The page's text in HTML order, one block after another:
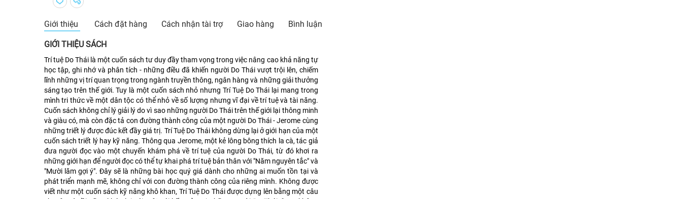
Giới thiệu Cách đặt hàng Cách nhận tài trợ Giao hàng Bình luận
GIỚI THIỆU SÁCH
Trí tuệ Do Thái là một cuốn sách tư duy đầy tham vọng trong việc nâng cao khả năng tự
học tập, ghi nhớ và phân tích - những điều đã khiến người Do Thái vượt trội lên, chiếm
lĩnh những vị trí quan trọng trong ngành truyền thông, ngân hàng và những giải thưởng
sáng tạo trên thế giới. Tuy là một cuốn sách nhỏ nhưng Trí Tuệ Do Thái lại mang trong
mình tri thức về một dân tộc có thể nhỏ về số lượng nhưng vĩ đại về trí tuệ và tài năng.
Cuốn sách không chỉ lý giải lý do vì sao những người Do Thái trên thế giới lại thông minh
và giàu có, mà còn đặc tả con đường thành công của một người Do Thái - Jerome cùng
những triết lý được đúc kết đầy giá trị. Trí Tuệ Do Thái không dừng lại ở giới hạn của một
cuốn sách triết lý hay kỹ năng. Thông qua Jerome, một kẻ lông bông thích la cà, tác giả
đưa người đọc vào một chuyến khám phá về trí tuệ của người Do Thái, từ đó khơi ra
những giới hạn để người đọc có thể tự khai phá trí tuệ bản thân với "Năm nguyên tắc" và
"Mười lăm gợi ý". Đây sẽ là những bài học quý giá dành cho những ai muốn tồn tại và
phát triển mạnh mẽ, không chỉ với con đường thành công của riêng mình. Không được
viết như một cuốn sách kỹ năng khô khan, Trí Tuệ Do Thái được dựng lên bằng một câu